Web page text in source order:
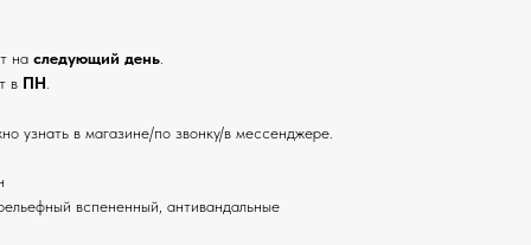
на следующий день
в ПН
узнать в магазине/по звонку/в мессенджере.
вспененный, антивандальные